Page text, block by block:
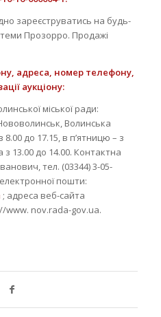
зареєструватись на будь-
Прозорро. Продажі
адреса, номер телефону,
аукціону:
міської ради:
Волинська
до 17.15, в п’ятницю – з
з 13.00 до 14.00. Контактна
тел. (03344) 3-05-
пошти:
; адреса веб-сайта
www. nov.rada-gov.ua.